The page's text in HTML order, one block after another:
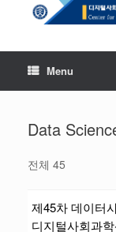
Menu
Data
전체 45
제45차 데이터
디지털사회과